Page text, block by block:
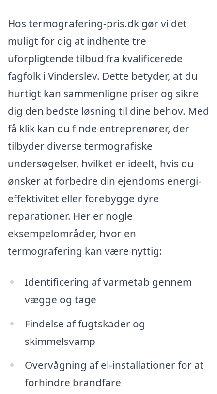
Hos termografering-pris.dk gør vi det
muligt for dig at indhente tre
uforpligtende tilbud fra kvalificerede
fagfolk i Vinderslev. Dette betyder, at du
hurtigt kan sammenligne priser og sikre
dig den bedste løsning til dine behov. Med
få klik kan du finde entreprenører, der
tilbyder diverse termografiske
undersøgelser, hvilket er ideelt, hvis du
ønsker at forbedre din ejendoms energi-
effektivitet eller forebygge dyre
reparationer. Her er nogle
eksempelområder, hvor en
termografering kan være nyttig:
Identificering af varmetab gennem
vægge og tage
Findelse af fugtskader og
skimmelsvamp
Overvågning af el-installationer for at
forhindre brandfare